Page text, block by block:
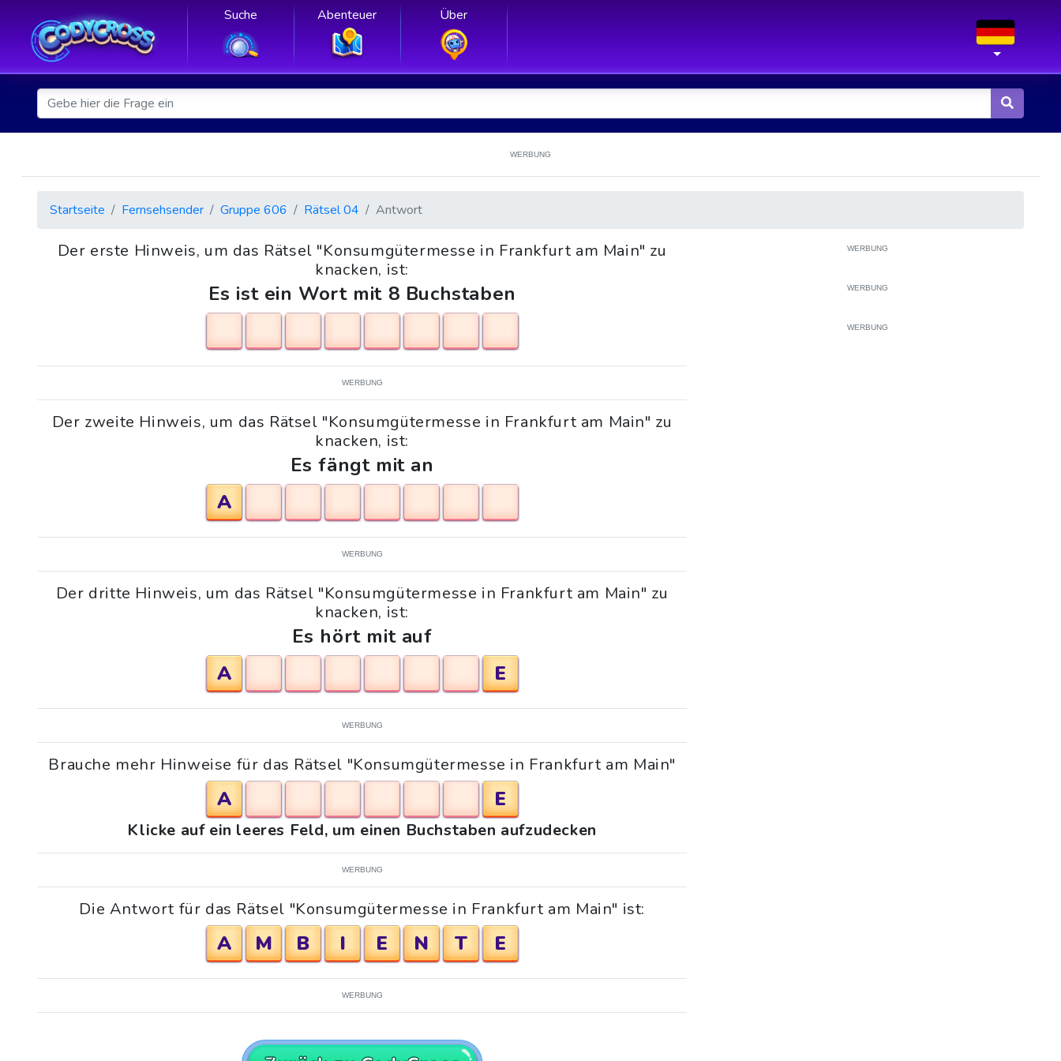
Suche Abenteuer Über
WERBUNG
Startseite Fernsehsender Gruppe 606 Rätsel 04 Antwort
Der erste Hinweis, um das Rätsel "Konsumgütermesse in Frankfurt am Main" zu
knacken, ist:
Es ist ein Wort mit 8 Buchstaben
WERBUNG
Der zweite Hinweis, um das Rätsel "Konsumgütermesse in Frankfurt am Main" zu
knacken, ist:
Es fängt mit an
A
WERBUNG
Der dritte Hinweis, um das Rätsel "Konsumgütermesse in Frankfurt am Main" zu
knacken, ist:
Es hört mit auf
A
E
WERBUNG
Brauche mehr Hinweise für das Rätsel "Konsumgütermesse in Frankfurt am Main"
A E
Klicke auf ein leeres Feld, um einen Buchstaben aufzudecken
WERBUNG
Die Antwort für das Rätsel "Konsumgütermesse in Frankfurt am Main" ist:
A M B I E N T E
WERBUNG
WERBUNG
WERBUNG
WERBUNG